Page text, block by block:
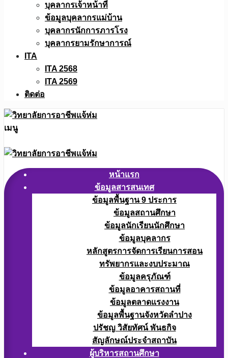
บุคลากรเจ้าหน้าที่
ข้อมูลบุคลากรแม่บ้าน
บุคลากรนักการภารโรง
บุคลากรยามรักษาการณ์
ITA
ITA 2568
ITA 2569
ติดต่อ
เมนู
หน้าแรก
ข้อมูลสารสนเทศ
ข้อมูลพื้นฐาน 9 ประการ
ข้อมูลสถานศึกษา
ข้อมูลนักเรียนนักศึกษา
ข้อมูลบุคลากร
หลักสูตรการจัดการเรียนการสอน
ทรัพยากรและงบประมาณ
ข้อมูลครุภัณฑ์
ข้อมูลอาคารสถานที่
ข้อมูลตลาดแรงงาน
ข้อมูลพื้นฐานจังหวัดลำปาง
ปรัชญ วิสัยทัศน์ พันธกิจ
สัญลักษณ์ประจำสถาบัน
ผู้บริหารสถานศึกษา